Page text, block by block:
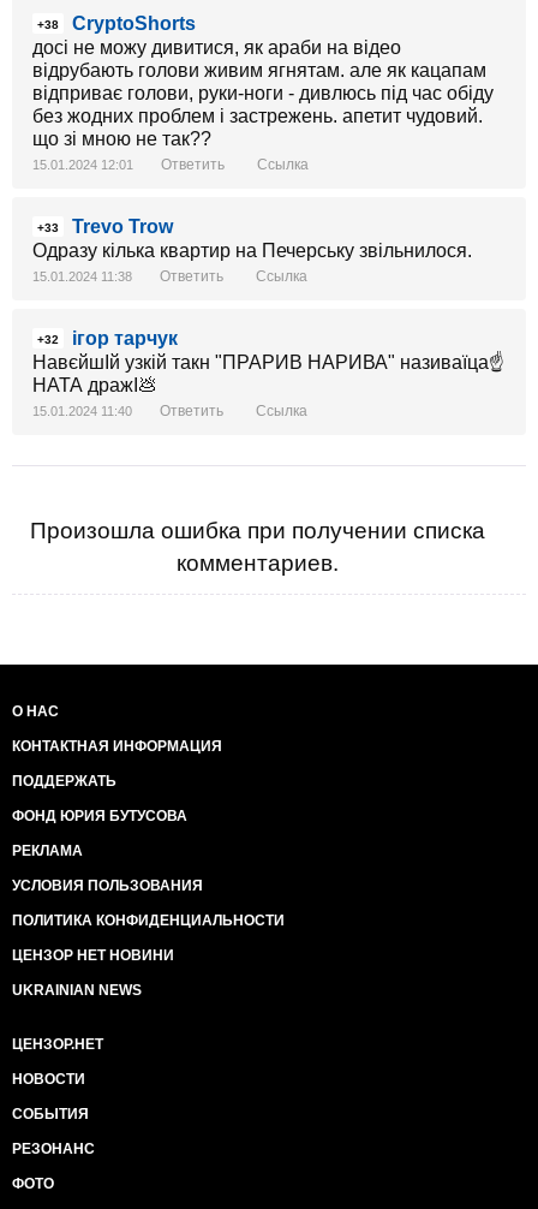
+38
CryptoShorts
досі не можу дивитися, як араби на відео
відрубають голови живим ягнятам. але як кацапам
відприває голови, руки-ноги - дивлюсь під час обіду
без жодних проблем і застрежень. апетит чудовий.
що зі мною не так??
15.01.2024 12:01 Ответить Ссылка
+33
Trevo Trow
Одразу кілька квартир на Печерську звільнилося.
15.01.2024 11:38 Ответить Ссылка
+32
ігор тарчук
НавєйшІй узкій такн "ПРАРИВ НАРИВА" називаїца☝
НАТА дражІ💩
15.01.2024 11:40 Ответить Ссылка
Произошла ошибка при получении списка
комментариев.
О НАС
КОНТАКТНАЯ ИНФОРМАЦИЯ
ПОДДЕРЖАТЬ
ФОНД ЮРИЯ БУТУСОВА
РЕКЛАМА
УСЛОВИЯ ПОЛЬЗОВАНИЯ
ПОЛИТИКА КОНФИДЕНЦИАЛЬНОСТИ
ЦЕНЗОР НЕТ НОВИНИ
UKRAINIAN NEWS
ЦЕНЗОР.НЕТ
НОВОСТИ
СОБЫТИЯ
РЕЗОНАНС
ФОТО